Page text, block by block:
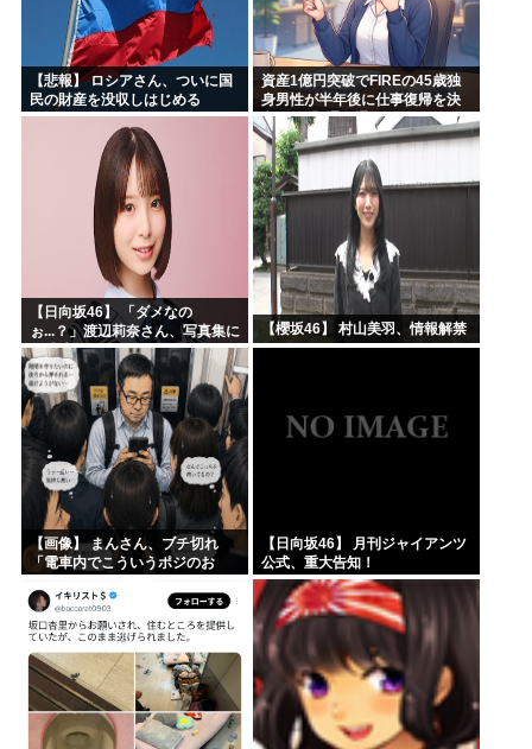
【悲報】 ロシアさん、ついに国
民の財産を没収しはじめる
資産1億円突破でFIREの45歳独
身男性が半年後に仕事復帰を決
意した「1通の通知」
【日向坂46】 「ダメなの
ぉ...？」渡辺莉奈さん、写真集に
興味津々
【櫻坂46】 村山美羽、情報解禁
【画像】 まんさん、ブチ切れ
「電車内でこういうポジのお
【日向坂46】 月刊ジャイアンツ
公式、重大告知！